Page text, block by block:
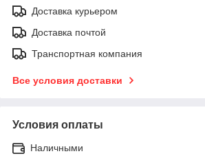
Доставка курьером
Доставка почтой
Транспортная компания
Все условия доставки
Условия оплаты
Наличными